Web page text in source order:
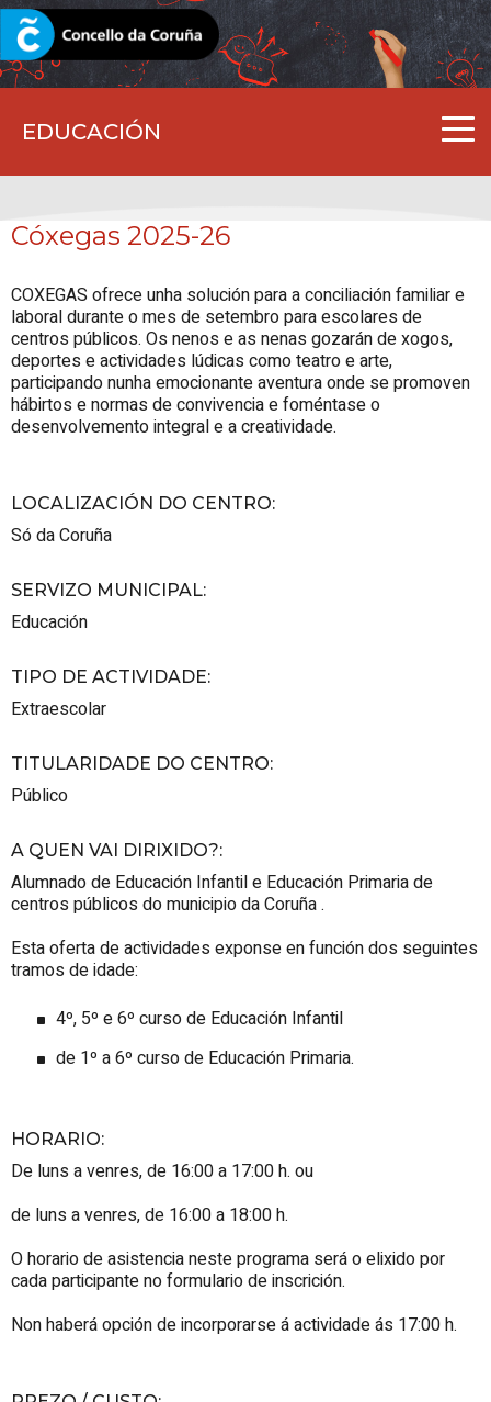
EDUCACIÓN
CORUNA.GAL
Cóxegas 2025-26
COXEGAS ofrece unha solución para a conciliación familiar e
laboral durante o mes de setembro para escolares de
centros públicos. Os nenos e as nenas gozarán de xogos,
deportes e actividades lúdicas como teatro e arte,
participando nunha emocionante aventura onde se promoven
hábirtos e normas de convivencia e foméntase o
desenvolvemento integral e a creatividade.
LOCALIZACIÓN DO CENTRO:
Só da Coruña
SERVIZO MUNICIPAL:
Educación
TIPO DE ACTIVIDADE:
Extraescolar
TITULARIDADE DO CENTRO:
Público
A QUEN VAI DIRIXIDO?:
Alumnado de Educación Infantil e Educación Primaria de
centros públicos do municipio da Coruña .
Esta oferta de actividades exponse en función dos seguintes
tramos de idade:
4º, 5º e 6º curso de Educación Infantil
de 1º a 6º curso de Educación Primaria.
HORARIO:
De luns a venres, de 16:00 a 17:00 h. ou
de luns a venres, de 16:00 a 18:00 h.
O horario de asistencia neste programa será o elixido por
cada participante no formulario de inscrición.
Non haberá opción de incorporarse á actividade ás 17:00 h.